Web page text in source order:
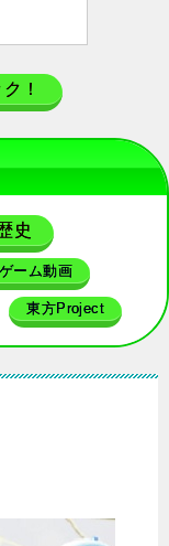
！
史
ゲーム動画
東方Project